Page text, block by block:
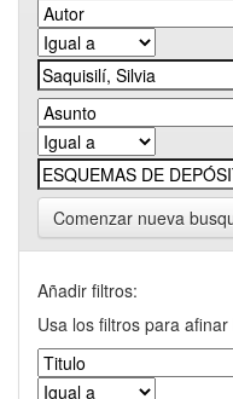
Comenzar nueva
Añadir filtros:
Usa los filtros para